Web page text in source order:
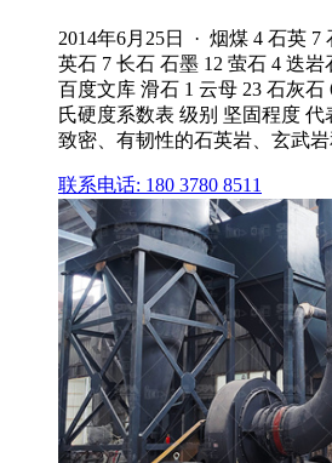
2014年6月25日 · 烟煤 4 石英 7
英石 7 长石 石墨 12 萤石 4 迭岩
百度文库 滑石 1 云母 23 石灰
氏硬度系数表 级别 坚固程度 代
致密、有韧性的石英岩、玄武
联系电话: 180 3780 8511